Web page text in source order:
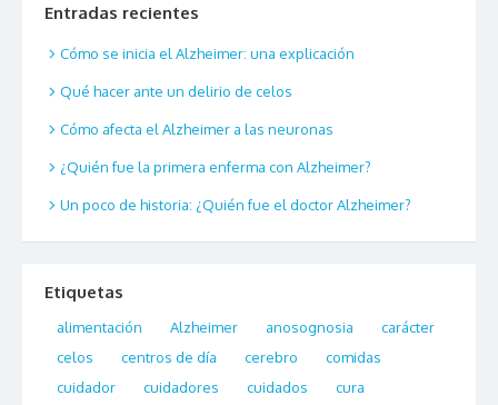
Entradas recientes
Cómo se inicia el Alzheimer: una explicación
Qué hacer ante un delirio de celos
Cómo afecta el Alzheimer a las neuronas
¿Quién fue la primera enferma con Alzheimer?
Un poco de historia: ¿Quién fue el doctor Alzheimer?
Etiquetas
alimentación Alzheimer anosognosia
carácter
celos
centros de día cerebro
comidas
cuidador
cuidadores cuidados
cura